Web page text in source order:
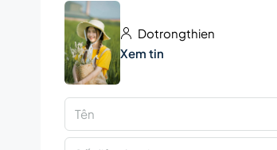
Dotrongthien
Xem tin